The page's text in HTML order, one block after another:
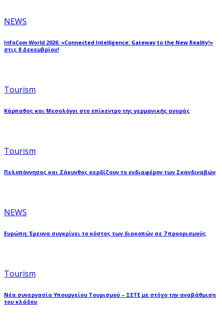
NEWS
InfoCom World 2026: «Connected Intelligence: Gateway to the New Reality!»
στις 8 Δεκεμβρίου!
Tourism
Κάρπαθος και Μεσολόγγι στο επίκεντρο της γερμανικής αγοράς
Tourism
Πελοπόννησος και Ζάκυνθος κερδίζουν το ενδιαφέρον των Σκανδιναβών
NEWS
Ευρώπη: Έρευνα συγκρίνει το κόστος των διακοπών σε 7 προορισμούς
Tourism
Νέα συνεργασία Υπουργείου Τουρισμού – ΣΕΤΕ με στόχο την αναβάθμιση
του κλάδου